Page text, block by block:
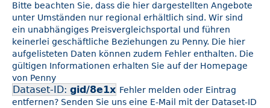
Bitte beachten Sie, dass die hier dargestellten Angebote
unter Umständen nur regional erhältlich sind. Wir sind
ein unabhängiges Preisvergleichsportal und führen
keinerlei geschäftliche Beziehungen zu Penny. Die hier
aufgelisteten Daten können zudem Fehler enthalten. Die
gültigen Informationen erhalten Sie auf der Homepage
von Penny
Dataset-ID: gid/8e1x Fehler melden oder Eintrag
entfernen? Senden Sie uns eine E-Mail mit der Dataset-ID